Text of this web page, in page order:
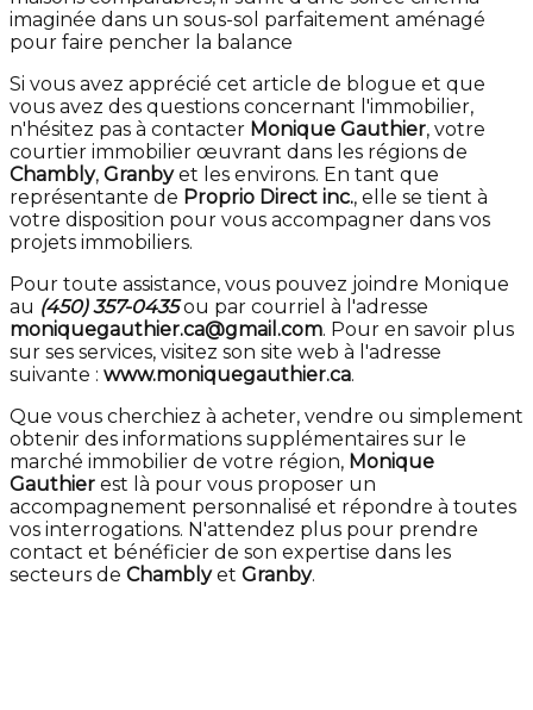
imaginée dans un sous-sol parfaitement aménagé
pour faire pencher la balance
Si vous avez apprécié cet article de blogue et que
vous avez des questions concernant l'immobilier,
n'hésitez pas à contacter Monique Gauthier, votre
courtier immobilier œuvrant dans les régions de
Chambly, Granbyet les environs. En tant que
représentante de Proprio Direct inc., elle se tient à
votre disposition pour vous accompagner dans vos
projets immobiliers.
Pour toute assistance, vous pouvez joindre Monique
au (450) 357-0435ou par courriel à l'adresse
moniquegauthier.ca@gmail.com. Pour en savoir plus
sur ses services, visitez son site web à l'adresse
suivante : www.moniquegauthier.ca.
Que vous cherchiez à acheter, vendre ou simplement
obtenir des informations supplémentaires sur le
marché immobilier de votre région, Monique
Gauthier est là pour vous proposer un
accompagnement personnalisé et répondre à toutes
vos interrogations. N'attendez plus pour prendre
contact et bénéficier de son expertise dans les
secteurs de Chamblyet Granby.